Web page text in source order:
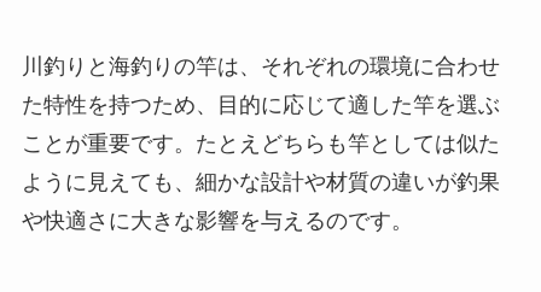
川釣りと海釣りの竿は、それぞれの環境に合わせ
た特性を持つため、目的に応じて適した竿を選ぶ
ことが重要です。たとえどちらも竿としては似た
ように見えても、細かな設計や材質の違いが釣果
や快適さに大きな影響を与えるのです。